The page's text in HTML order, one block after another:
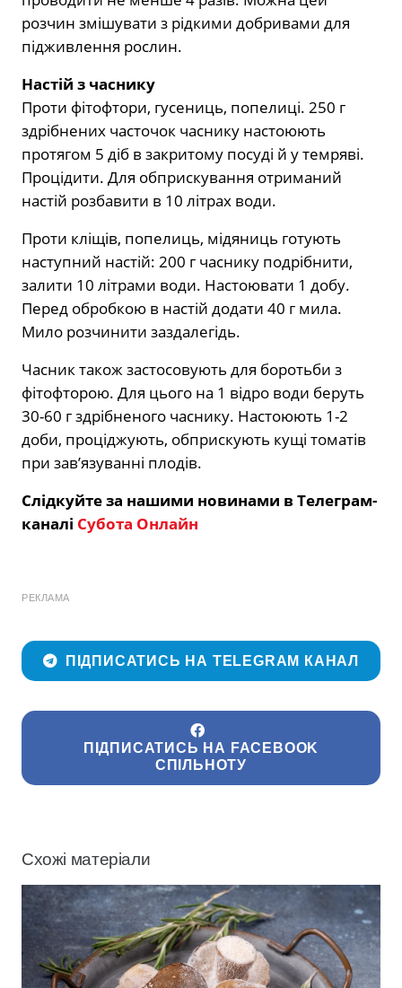
розчин змішувати з рідкими добривами для
підживлення рослин.
Настій з часнику
Проти фітофтори, гусениць, попелиці. 250 г
здрібнених часточок часнику настоюють
протягом 5 діб в закритому посуді й у темряві.
Процідити. Для обприскування отриманий
настій розбавити в 10 літрах води.
Проти кліщів, попелиць, мідяниць готують
наступний настій: 200 г часнику подрібнити,
залити 10 літрами води. Настоювати 1 добу.
Перед обробкою в настій додати 40 г мила.
Мило розчинити заздалегідь.
Часник також застосовують для боротьби з
фітофторою. Для цього на 1 відро води беруть
30-60 г здрібненого часнику. Настоюють 1-2
доби, проціджують, обприскують кущі томатів
при зав’язуванні плодів.
Слідкуйте за нашими новинами в Телеграм-
каналі Субота Онлайн
РЕКЛАМА
ПІДПИСАТИСЬ НА TELEGRAM КАНАЛ
ПІДПИСАТИСЬ НА FACEBOOK
СПІЛЬНОТУ
Схожі матеріали